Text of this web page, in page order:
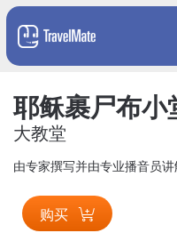
耶稣裹尸布小
大教堂
由专家撰写并由专业播音员讲
购买